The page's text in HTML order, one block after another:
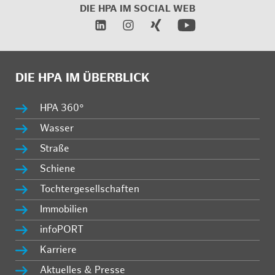
DIE HPA IM SOCIAL WEB
DIE HPA IM ÜBERBLICK
HPA 360°
Wasser
Straße
Schiene
Tochtergesellschaften
Immobilien
infoPORT
Karriere
Aktuelles & Presse